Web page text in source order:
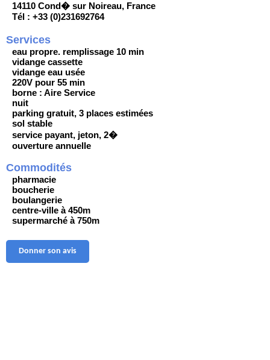
14110 Cond� sur Noireau, France
Tél : +33 (0)231692764
Services
eau propre. remplissage 10 min
vidange cassette
vidange eau usée
220V pour 55 min
borne : Aire Service
nuit
parking gratuit, 3 places estimées
sol stable
service payant, jeton, 2�
ouverture annuelle
Commodités
pharmacie
boucherie
boulangerie
centre-ville à 450m
supermarché à 750m
Donner son avis